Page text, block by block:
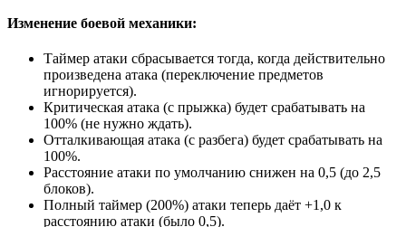
Изменение боевой механики:
Таймер атаки сбрасывается тогда, когда действительно
произведена атака (переключение предметов
игнорируется).
Критическая атака (с прыжка) будет срабатывать на
100% (не нужно ждать).
Отталкивающая атака (с разбега) будет срабатывать на
100%.
Расстояние атаки по умолчанию снижен на 0,5 (до 2,5
блоков).
Полный таймер (200%) атаки теперь даёт +1,0 к
расстоянию атаки (было 0,5).